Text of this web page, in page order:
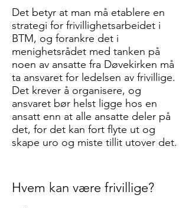
Det betyr at man må etablere en
strategi for frivillighetsarbeidet i
BTM, og forankre det i
menighetsrådet med tanken på
noen av ansatte fra Døvekirken må
ta ansvaret for ledelsen av frivillige.
Det krever å organisere, og
ansvaret bør helst ligge hos en
ansatt enn at alle ansatte deler på
det, for det kan fort flyte ut og
skape uro og miste tillit utover det.
Hvem kan være frivillige?